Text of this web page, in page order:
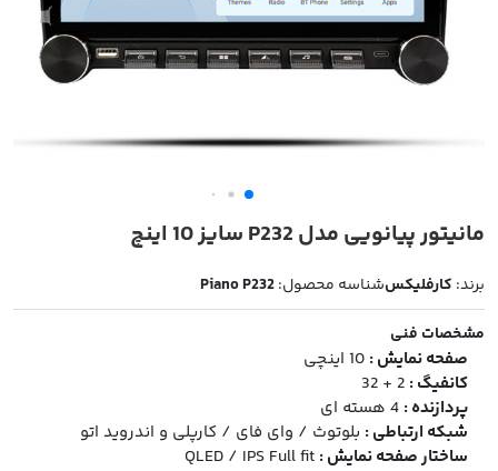
مانیتور پیانویی مدل P232 سایز 10 اینچ
برند: کارفلیکسشناسه محصول:Piano P232
مشخصات فنی
صفحه نمایش : 10 اینچی
کانفیگ : 2 + 32
پردازنده : 4 هسته ای
شبکه ارتباطی : بلوتوث / وای فای / کارپلی و اندروید اتو
ساختار صفحه نمایش : QLED / IPS Full fit